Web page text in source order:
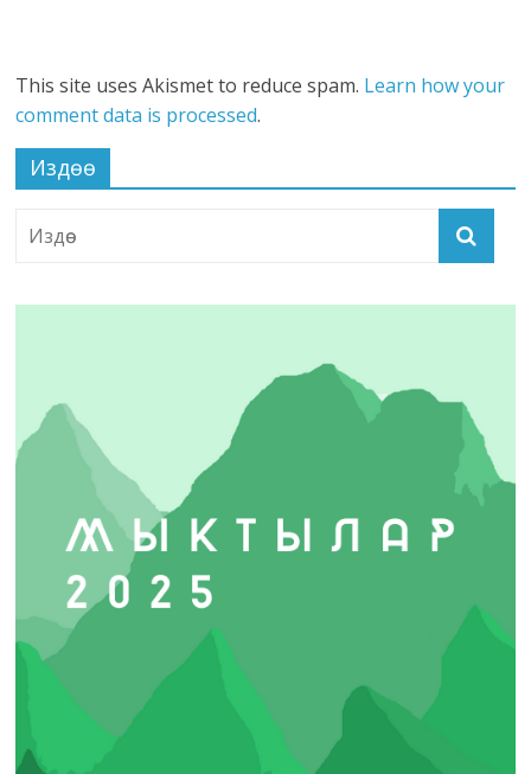
This site uses Akismet to reduce spam. Learn how your
comment data is processed.
Издөө